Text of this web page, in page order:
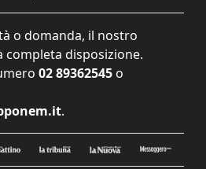
o domanda, il nostro
completa disposizione.
02 89362545 o
.